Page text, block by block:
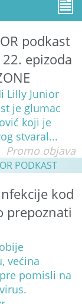
podkast
epizoda
Lilly Junior
je glumac
koji je
stvaral...
Promo objava
PODKAST
kod
prepoznati
većina
pomisli na